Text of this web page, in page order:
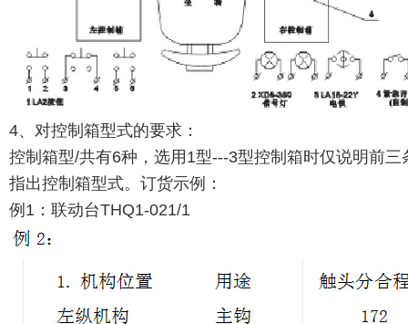
4、对控制箱型式的要求：
控制箱型/共有6种，选用1型---3型控制箱时仅说明前
指出控制箱型式。订货示例：
例1：联动台THQ1-021/1